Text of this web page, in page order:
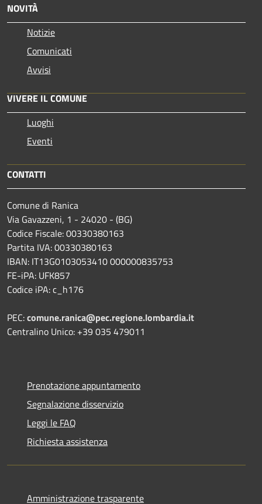
NOVITÀ
Notizie
Comunicati
Avvisi
VIVERE IL COMUNE
Luoghi
Eventi
CONTATTI
Comune di Ranica
Via Gavazzeni, 1 - 24020 - (BG)
Codice Fiscale: 00330380163
Partita IVA: 00330380163
IBAN: IT13G0103053410 000000835753
FE-iPA: UFK857
Codice iPA: c_h176
PEC:comune.ranica@pec.regione.lombardia.it
Centralino Unico: +39 035 479011
Prenotazione appuntamento
Segnalazione disservizio
Leggi le FAQ
Richiesta assistenza
Amministrazione trasparente